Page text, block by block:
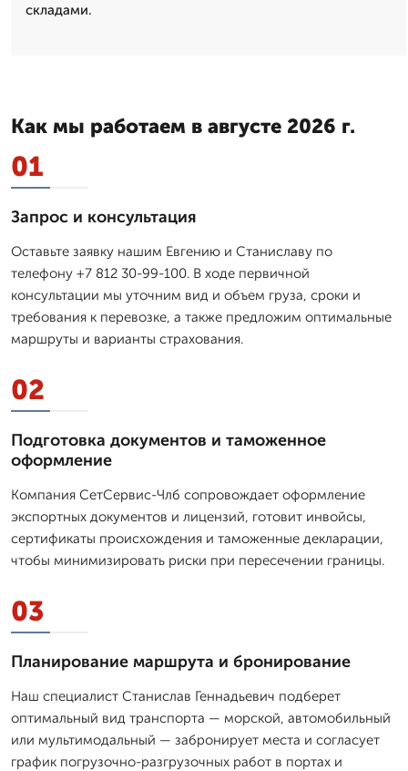
складами.
Как мы работаем в августе 2026 г.
01
Запрос и консультация
Оставьте заявку нашим Евгению и Станиславу по
телефону +7 812 30-99-100. В ходе первичной
консультации мы уточним вид и объем груза, сроки и
требования к перевозке, а также предложим оптимальные
маршруты и варианты страхования.
02
Подготовка документов и таможенное
оформление
Компания СетСервис-Члб сопровождает оформление
экспортных документов и лицензий, готовит инвойсы,
сертификаты происхождения и таможенные декларации,
чтобы минимизировать риски при пересечении границы.
03
Планирование маршрута и бронирование
Наш специалист Станислав Геннадьевич подберет
оптимальный вид транспорта — морской, автомобильный
или мультимодальный — забронирует места и согласует
график погрузочно-разгрузочных работ в портах и